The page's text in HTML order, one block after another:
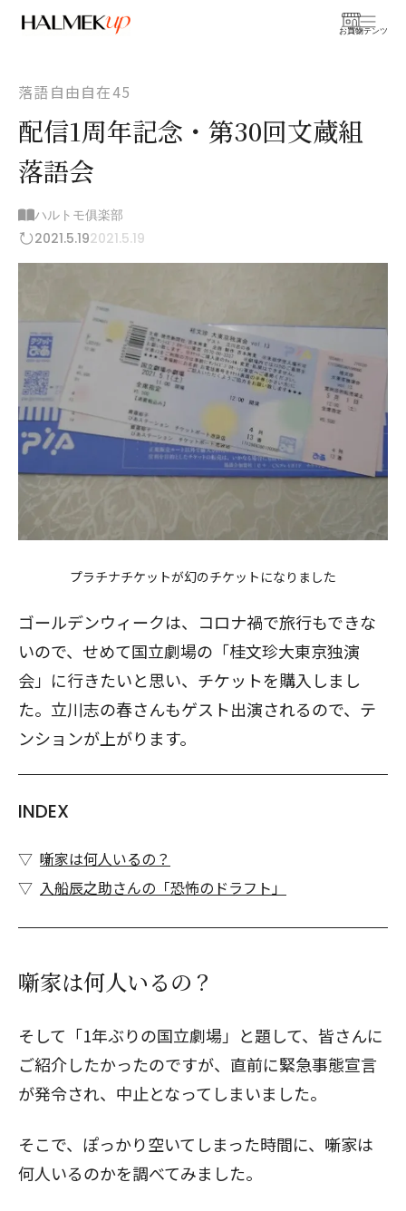
お買物
コンテンツ
落語自由自在45
配信1周年記念・第30回文蔵組
落語会
ハルトモ俱楽部
2021.5.192021.5.19
プラチナチケットが幻のチケットになりました
ゴールデンウィークは、コロナ禍で旅行もできな
いので、せめて国立劇場の「桂文珍大東京独演
会」に行きたいと思い、チケットを購入しまし
た。立川志の春さんもゲスト出演されるので、テ
ンションが上がります。
INDEX
噺家は何人いるの？
入船辰之助さんの「恐怖のドラフト」
噺家は何人いるの？
そして「1年ぶりの国立劇場」と題して、皆さんに
ご紹介したかったのですが、直前に緊急事態宣言
が発令され、中止となってしまいました。
そこで、ぽっかり空いてしまった時間に、噺家は
何人いるのかを調べてみました。